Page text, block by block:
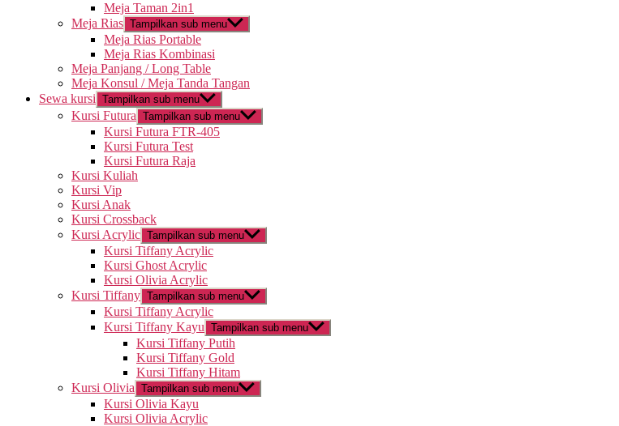
Meja Taman 2in1
Meja Rias Tampilkan sub menu
Meja Rias Portable
Meja Rias Kombinasi
Meja Panjang / Long Table
Meja Konsul / Meja Tanda Tangan
Sewa kursi Tampilkan sub menu
Kursi Futura Tampilkan sub menu
Kursi Futura FTR-405
Kursi Futura Test
Kursi Futura Raja
Kursi Kuliah
Kursi Vip
Kursi Anak
Kursi Crossback
Kursi Acrylic Tampilkan sub menu
Kursi Tiffany Acrylic
Kursi Ghost Acrylic
Kursi Olivia Acrylic
Kursi Tiffany Tampilkan sub menu
Kursi Tiffany Acrylic
Kursi Tiffany Kayu Tampilkan sub menu
Kursi Tiffany Putih
Kursi Tiffany Gold
Kursi Tiffany Hitam
Kursi Olivia Tampilkan sub menu
Kursi Olivia Kayu
Kursi Olivia Acrylic